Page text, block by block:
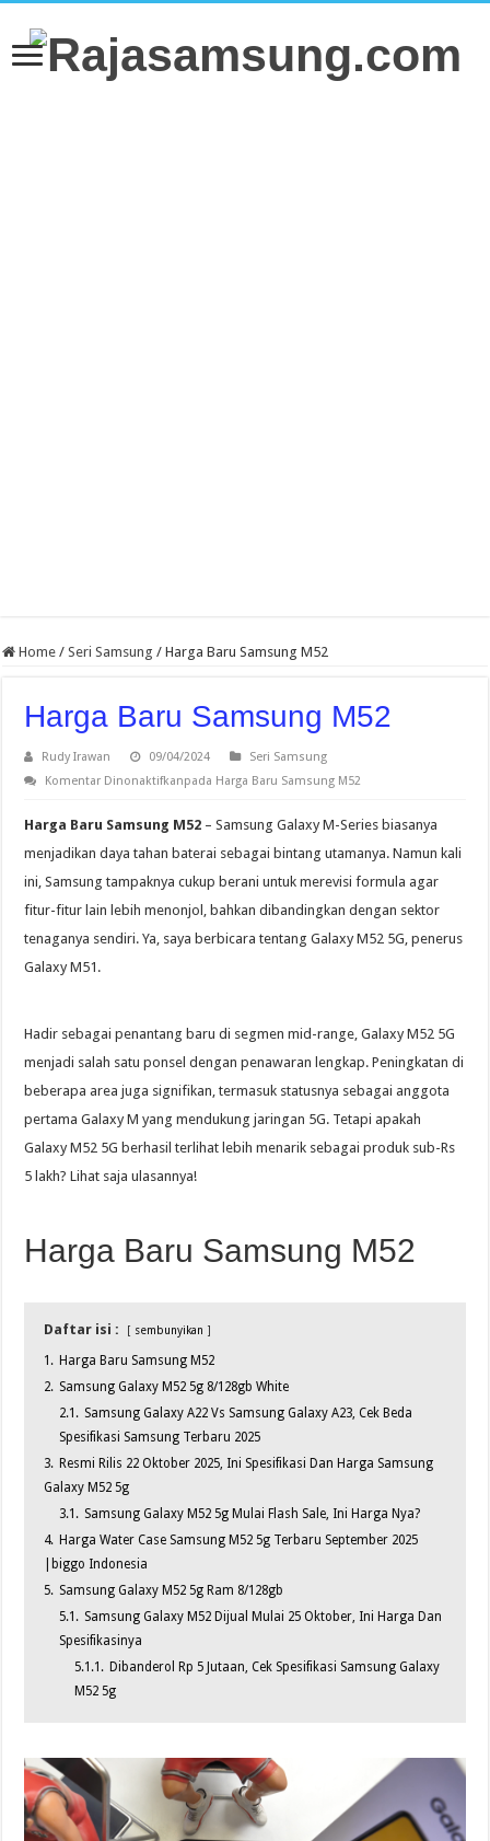
Home / Seri Samsung / Harga Baru Samsung M52
Harga Baru Samsung M52
Rudy Irawan 09/04/2024
Seri Samsung
Komentar Dinonaktifkanpada Harga Baru Samsung M52
Harga Baru Samsung M52 – Samsung Galaxy M-Series biasanya
menjadikan daya tahan baterai sebagai bintang utamanya. Namun kali
ini, Samsung tampaknya cukup berani untuk merevisi formula agar
fitur-fitur lain lebih menonjol, bahkan dibandingkan dengan sektor
tenaganya sendiri. Ya, saya berbicara tentang Galaxy M52 5G, penerus
Galaxy M51.
Hadir sebagai penantang baru di segmen mid-range, Galaxy M52 5G
menjadi salah satu ponsel dengan penawaran lengkap. Peningkatan di
beberapa area juga signifikan, termasuk statusnya sebagai anggota
pertama Galaxy M yang mendukung jaringan 5G. Tetapi apakah
Galaxy M52 5G berhasil terlihat lebih menarik sebagai produk sub-Rs
5 lakh? Lihat saja ulasannya!
Harga Baru Samsung M52
Daftar isi : sembunyikan
1. Harga Baru Samsung M52
2. Samsung Galaxy M52 5g 8/128gb White
2.1. Samsung Galaxy A22 Vs Samsung Galaxy A23, Cek Beda
Spesifikasi Samsung Terbaru 2025
3. Resmi Rilis 22 Oktober 2025, Ini Spesifikasi Dan Harga Samsung
Galaxy M52 5g
3.1. Samsung Galaxy M52 5g Mulai Flash Sale, Ini Harga Nya?
4. Harga Water Case Samsung M52 5g Terbaru September 2025
|biggo Indonesia
5. Samsung Galaxy M52 5g Ram 8/128gb
5.1. Samsung Galaxy M52 Dijual Mulai 25 Oktober, Ini Harga Dan
Spesifikasinya
5.1.1. Dibanderol Rp 5 Jutaan, Cek Spesifikasi Samsung Galaxy
M52 5g